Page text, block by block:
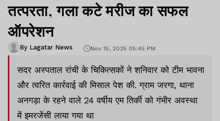
तत्परता, गला कटे मरीज का सफल
ऑपरेशन
By Lagatar News Nov 15, 2025 05:45 PM
सदर अस्पताल रांची के चिकित्सकों ने शनिवार को टीम भावना
और त्वरित कार्रवाई की मिसाल पेश की. ग्राम जरगा, थाना
अनगड़ा के रहने वाले 24 वर्षीय एम तिर्की को गंभीर अवस्था
में इमरजेंसी लाया गया था